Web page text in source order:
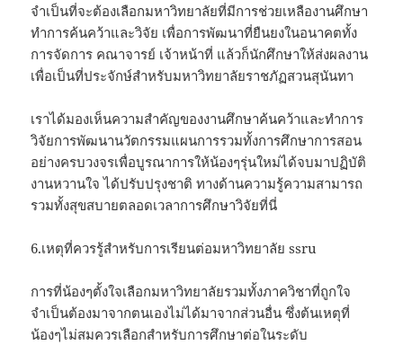
จำเป็นที่จะต้องเลือกมหาวิทยาลัยที่มีการช่วยเหลืองานศึกษา
ทำการค้นคว้าและวิจัย เพื่อการพัฒนาที่ยืนยงในอนาคตทั้ง
การจัดการ คณาจารย์ เจ้าหน้าที่ แล้วก็นักศึกษาให้ส่งผลงาน
เพื่อเป็นที่ประจักษ์สำหรับมหาวิทยาลัยราชภัฏสวนสุนันทา
เราได้มองเห็นความสำคัญของงานศึกษาค้นคว้าและทำการ
วิจัยการพัฒนานวัตกรรมแผนการรวมทั้งการศึกษาการสอน
อย่างครบวงจรเพื่อบูรณาการให้น้องๆรุ่นใหม่ได้จบมาปฏิบัติ
งานหวานใจ ได้ปรับปรุงชาติ ทางด้านความรู้ความสามารถ
รวมทั้งสุขสบายตลอดเวลาการศึกษาวิจัยที่นี่
6.เหตุที่ควรรู้สำหรับการเรียนต่อมหาวิทยาลัย ssru
การที่น้องๆตั้งใจเลือกมหาวิทยาลัยรวมทั้งภาควิชาที่ถูกใจ
จำเป็นต้องมาจากตนเองไม่ได้มาจากส่วนอื่น ซึ่งต้นเหตุที่
น้องๆไม่สมควรเลือกสำหรับการศึกษาต่อในระดับ